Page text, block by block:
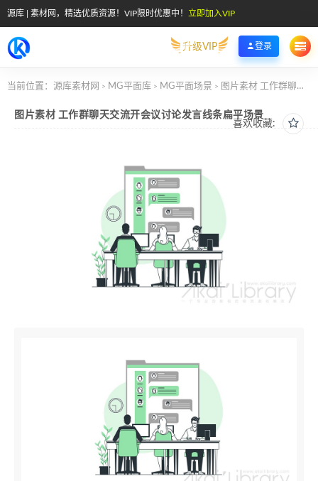
源库 | 素材网，精选优质资源！VIP限时优惠中！ 立即加入VIP
升级VIP 登录
当前位置： 源库素材网 > MG平面库 > MG平面场景 > 图片素材 工作群聊天交流开会议讨论发言线条扁平场景
喜欢收藏:
图片素材 工作群聊天交流开会议讨论发言线条扁平场景